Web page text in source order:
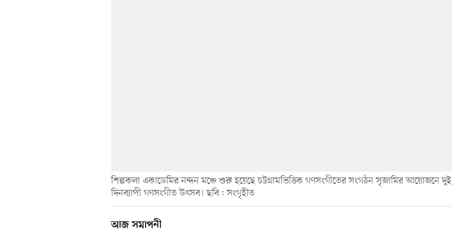
শিল্পকলা একাডেমির নন্দন মঞ্চে শুরু হয়েছে চট্টগ্রামভিত্তিক গণসংগীতের সংগঠন সৃজামির আয়োজনে দুই
দিনব্যাপী গণসংগীত উৎসব। ছবি : সংগৃহীত
আজ সমাপনী